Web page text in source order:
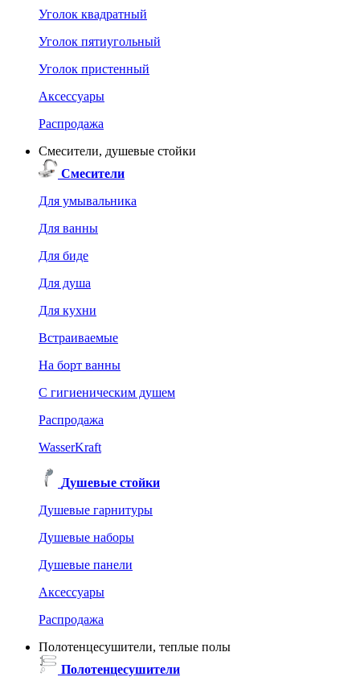
Уголок квадратный
Уголок пятиугольный
Уголок пристенный
Аксессуары
Распродажа
Смесители, душевые стойки
Смесители
Для умывальника
Для ванны
Для биде
Для душа
Для кухни
Встраиваемые
На борт ванны
C гигиеническим душем
Распродажа
WasserKraft
Душевые стойки
Душевые гарнитуры
Душевые наборы
Душевые панели
Аксессуары
Распродажа
Полотенцесушители, теплые полы
Полотенцесушители